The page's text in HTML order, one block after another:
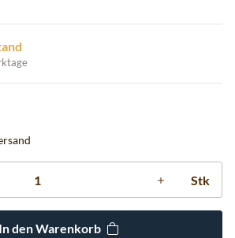
Stk
In den Warenkorb